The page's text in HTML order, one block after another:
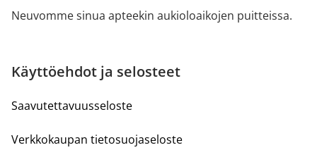
Neuvomme sinua apteekin aukioloaikojen puitteissa.
Käyttöehdot ja selosteet
Saavutettavuusseloste
Verkkokaupan tietosuojaseloste